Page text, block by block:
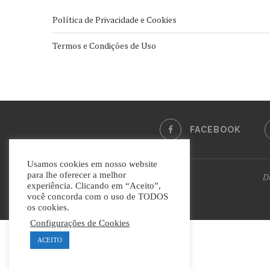
Política de Privacidade e Cookies
Termos e Condições de Uso
FACEBOOK
Usamos cookies em nosso website
para lhe oferecer a melhor
experiência. Clicando em “Aceito”,
você concorda com o uso de TODOS
os cookies.
Configurações de Cookies
ACEITO